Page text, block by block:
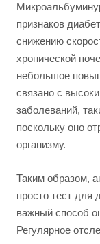
признаков
снижению
хронической
небольшое
связано с
заболеваний,
поскольку оно
организму.
Таким образом,
просто тест для
важный способ
Регулярное